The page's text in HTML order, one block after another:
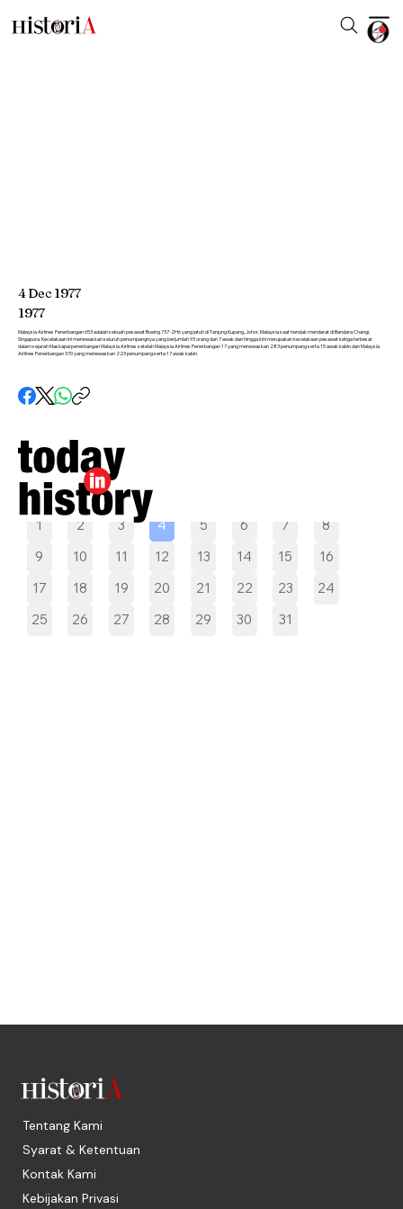
Pilih tanggal
1 2 3 4 5 6 7
8
9
10 11 12 13 14 15
16
17
18 19 20 21 22 23
24
25
26 27 28 29 30 31
4 Dec 1977
1977
Malaysia Airlines Penerbangan 653 adalah sebuah pesawat Boeing 737-2H6 yang jatuh di Tanjung Kupang, Johor, Malaysia saat hendak mendarat di Bandara Changi,
Singapura. Kecelakaan ini menewaskan seluruh penumpangnya yang berjumlah 93 orang dan 7 awak dan hingga kini merupakan kecelakaan pesawat ketiga terbesar
dalam sejarah Maskapai penerbangan Malaysia Airlines setelah Malaysia Airlines Penerbangan 17 yang menewaskan 283 penumpang serta 15 awak kabin dan Malaysia
Airlines Penerbangan 370 yang menewaskan 223 penumpang serta 17 awak kabin.
Tentang Kami
Syarat & Ketentuan
Kontak Kami
Kebijakan Privasi